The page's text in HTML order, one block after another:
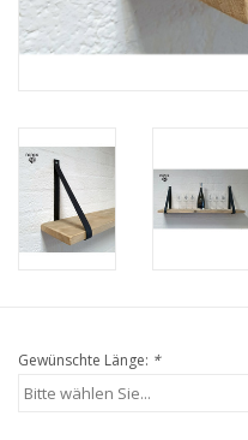
Gewünschte Länge: *